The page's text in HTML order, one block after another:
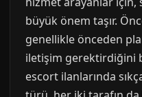
büyük önem taşır.
genellikle önceden
iletişim gerektirdiğini
escort ilanlarında